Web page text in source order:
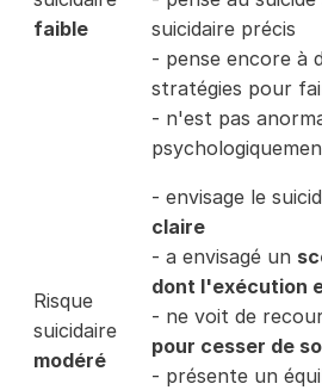
faible
suicidaire précis
- pense encore à
stratégies pour
- n'est pas
Risque
suicidaire
modéré
- envisage le
claire
- a envisagé un
dont l'exécution
- ne voit de
pour cesser de
- présente un